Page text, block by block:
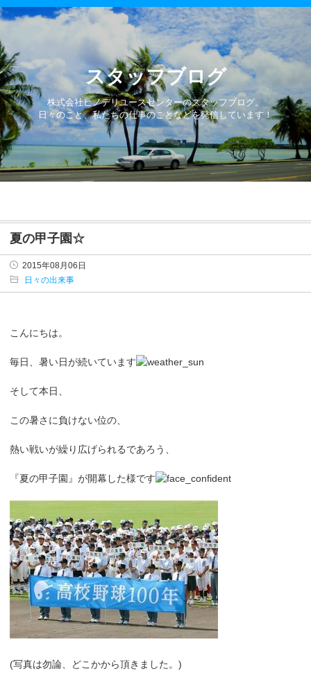
スタッフブログ
株式会社ヒノデリユースセンターのスタッフブログ。
日々のこと、私たちの仕事のことなどを発信しています！
夏の甲子園☆
2015年08月06日
日々の出来事
こんにちは。
毎日、暑い日が続いています
そして本日、
この暑さに負けない位の、
熱い戦いが繰り広げられるであろう、
『夏の甲子園』が開幕した様です
(写真は勿論、どこかから頂きました。)